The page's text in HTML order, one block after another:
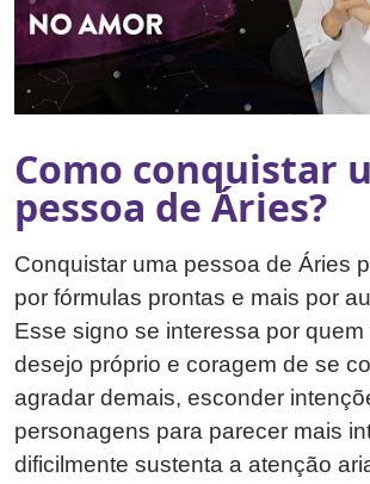
Como conquistar
pessoa de Áries?
Conquistar uma pessoa de Áries
por fórmulas prontas e mais por
Esse signo se interessa por
desejo próprio e coragem de se
agradar demais, esconder
personagens para parecer mais
dificilmente sustenta a atenção